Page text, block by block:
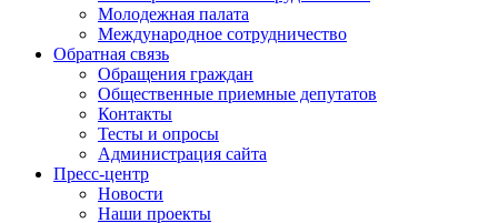
Молодежная палата
Международное сотрудничество
Обратная cвязь
Обращения граждан
Общественные приемные депутатов
Контакты
Тесты и опросы
Администрация сайта
Пресс-центр
Новости
Наши проекты